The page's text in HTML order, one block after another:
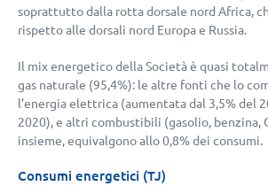
soprattutto dalla rotta dorsale nord Africa,
rispetto alle dorsali nord Europa e Russia.
Il mix energetico della Società è quasi
gas naturale (95,4%): le altre fonti che lo
l’energia elettrica (aumentata dal 3,5% del
2020), e altri combustibili (gasolio, benzina,
insieme, equivalgono allo 0,8% dei consumi.
Consumi energetici (TJ)